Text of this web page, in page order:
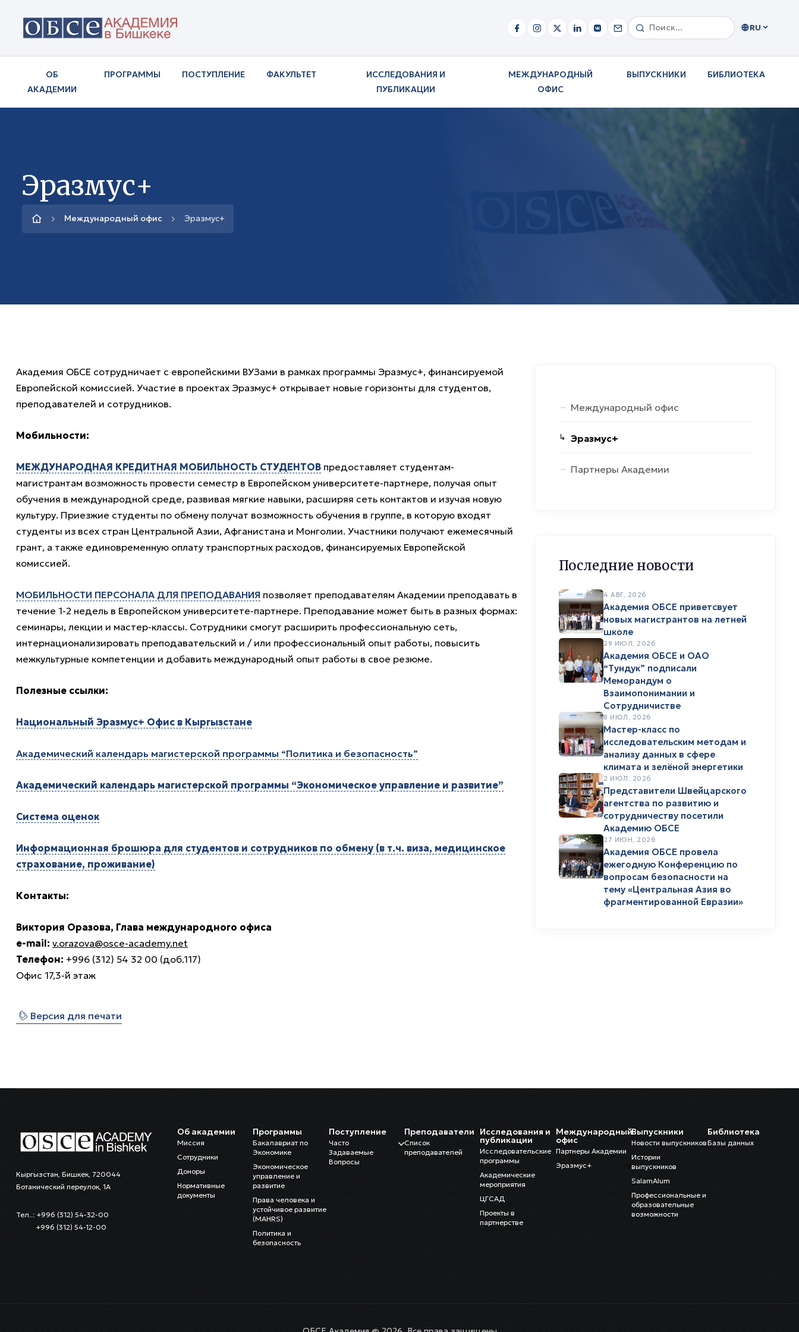
RU
ОБ
АКАДЕМИИ
ПРОГРАММЫ ПОСТУПЛЕНИЕ ФАКУЛЬТЕТ
ИССЛЕДОВАНИЯ И
ПУБЛИКАЦИИ
МЕЖДУНАРОДНЫЙ
ОФИС
ВЫПУСКНИКИ БИБЛИОТЕКА
Эразмус+
Международный офис Эразмус+
Академия ОБСЕ сотрудничает с европейскими ВУЗами в рамках программы Эразмус+, финансируемой
Европейской комиссией. Участие в проектах Эразмус+ открывает новые горизонты для студентов,
преподавателей и сотрудников.
Мобильности:
МЕЖДУНАРОДНАЯ КРЕДИТНАЯ МОБИЛЬНОСТЬ СТУДЕНТОВ предоставляет студентам-
магистрантам возможность провести семестр в Европейском университете-партнере, получая опыт
обучения в международной среде, развивая мягкие навыки, расширяя сеть контактов и изучая новую
культуру. Приезжие студенты по обмену получат возможность обучения в группе, в которую входят
студенты из всех стран Центральной Азии, Афганистана и Монголии. Участники получают ежемесячный
грант, а также единовременную оплату транспортных расходов, финансируемых Европейской
комиссией.
МОБИЛЬНОСТИ ПЕРСОНАЛА ДЛЯ ПРЕПОДАВАНИЯ позволяет преподавателям Академии преподавать в
течение 1-2 недель в Европейском университете-партнере. Преподавание может быть в разных формах:
семинары, лекции и мастер-классы. Сотрудники смогут расширить профессиональную сеть,
интернационализировать преподавательский и / или профессиональный опыт работы, повысить
межкультурные компетенции и добавить международный опыт работы в свое резюме.
Полезные ссылки:
Национальный Эразмус+ Офис в Кыргызстане
Академический календарь магистерской программы “Политика и безопасность”
Академический календарь магистерской программы “Экономическое управление и развитие”
Система оценок
Информационная брошюра для студентов и сотрудников по обмену (в т.ч. виза, медицинское
страхование, проживание)
Контакты:
Виктория Оразова, Глава международного офиса
e-mail: v.orazova@osce-academy.net
Телефон: +996 (312) 54 32 00 (доб.117)
Офис 17,3-й этаж
⎙ Версия для печати
Международный офис
Эразмус+
Партнеры Академии
Последние новости
4 АВГ, 2026
Академия ОБСЕ приветсвует
новых магистрантов на летней
школе
29 ИЮЛ, 2026
Академия ОБСЕ и ОАО
“Тундук” подписали
Меморандум о
Взаимопонимании и
Сотрудничистве
8 ИЮЛ, 2026
Мастер-класс по
исследовательским методам и
анализу данных в сфере
климата и зелёной энергетики
2 ИЮЛ, 2026
Представители Швейцарского
агентства по развитию и
сотрудничеству посетили
Академию ОБСЕ
27 ИЮН, 2026
Академия ОБСЕ провела
ежегодную Конференцию по
вопросам безопасности на
тему «Центральная Азия во
фрагментированной Евразии»
Кыргызстан, Бишкек, 720044
Ботанический переулок, 1А
Тел..: +996 (312) 54-32-00
+996 (312) 54-12-00
Об академии
Миссия
Сотрудники
Доноры
Нормативные
документы
Программы
Бакалавриат по
Экономике
Экономическое
управление и
развитие
Права человека и
устойчивое развитие
(MAHRS)
Политика и
безопасность
Поступление
Часто
Задаваемые
Вопросы
Преподаватели
Список
преподавателей
Исследования и
публикации
Исследовательские
программы
Академические
мероприятия
ЦГСАД
Проекты в
партнерстве
Международный
офис
Партнеры Академии
Эразмус+
Выпускники
Новости выпускников
Истории
выпускников
SalamAlum
Профессиональные и
образовательные
возможности
Библиотека
Базы данных